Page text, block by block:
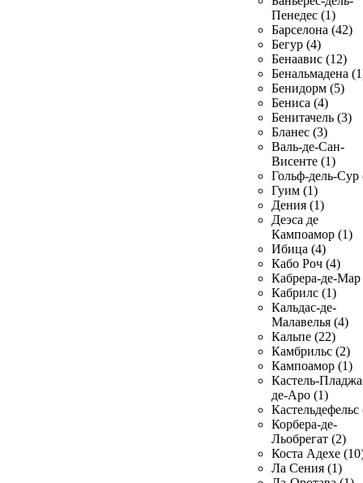
Пенедес (1)
Барселона (42)
Бегур (4)
Бенаавис (12)
Бенальмадена
Бенидорм (5)
Бениса (4)
Бенитачель (3)
Бланес (3)
Валь-де-Сан-
Висенте (1)
Гольф-дель-Сур
Гуим (1)
Дения (1)
Деэса де
Кампоамор (1)
Ибица (4)
Кабо Роч (4)
Кабрера-де-Мар
Кабрилс (1)
Кальдас-де-
Малавелья (4)
Кальпе (22)
Камбрильс (2)
Кампоамор (1)
Кастель-
де-Аро (1)
Кастельдефельс
Корбера-де-
Льобрегат (2)
Коста Адехе
Ла Сения (1)